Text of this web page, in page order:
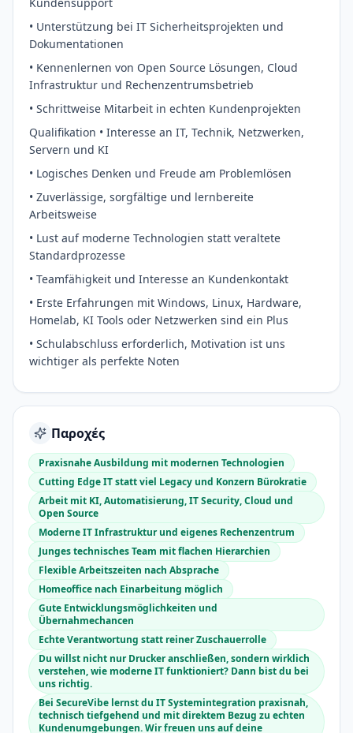
• Unterstützung bei IT Sicherheitsprojekten und
Dokumentationen
• Kennenlernen von Open Source Lösungen, Cloud
Infrastruktur und Rechenzentrumsbetrieb
• Schrittweise Mitarbeit in echten Kundenprojekten
Qualifikation • Interesse an IT, Technik, Netzwerken,
Servern und KI
• Logisches Denken und Freude am Problemlösen
• Zuverlässige, sorgfältige und lernbereite
Arbeitsweise
• Lust auf moderne Technologien statt veraltete
Standardprozesse
• Teamfähigkeit und Interesse an Kundenkontakt
• Erste Erfahrungen mit Windows, Linux, Hardware,
Homelab, KI Tools oder Netzwerken sind ein Plus
• Schulabschluss erforderlich, Motivation ist uns
wichtiger als perfekte Noten
Παροχές
Praxisnahe Ausbildung mit modernen Technologien
Cutting Edge IT statt viel Legacy und Konzern Bürokratie
Arbeit mit KI, Automatisierung, IT Security, Cloud und
Open Source
Moderne IT Infrastruktur und eigenes Rechenzentrum
Junges technisches Team mit flachen Hierarchien
Flexible Arbeitszeiten nach Absprache
Homeoffice nach Einarbeitung möglich
Gute Entwicklungsmöglichkeiten und
Übernahmechancen
Echte Verantwortung statt reiner Zuschauerrolle
Du willst nicht nur Drucker anschließen, sondern wirklich
verstehen, wie moderne IT funktioniert? Dann bist du bei
uns richtig.
Bei SecureVibe lernst du IT Systemintegration praxisnah,
technisch tiefgehend und mit direktem Bezug zu echten
Kundenumgebungen. Wir freuen uns auf deine